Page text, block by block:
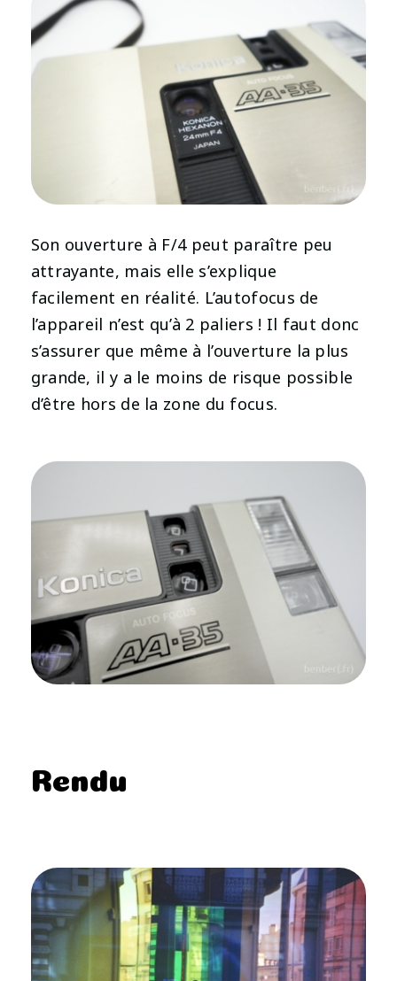
Son ouverture à F/4 peut paraître peu
attrayante, mais elle s’explique
facilement en réalité. L’autofocus de
l’appareil n’est qu’à 2 paliers ! Il faut donc
s’assurer que même à l’ouverture la plus
grande, il y a le moins de risque possible
d’être hors de la zone du focus.
Rendu